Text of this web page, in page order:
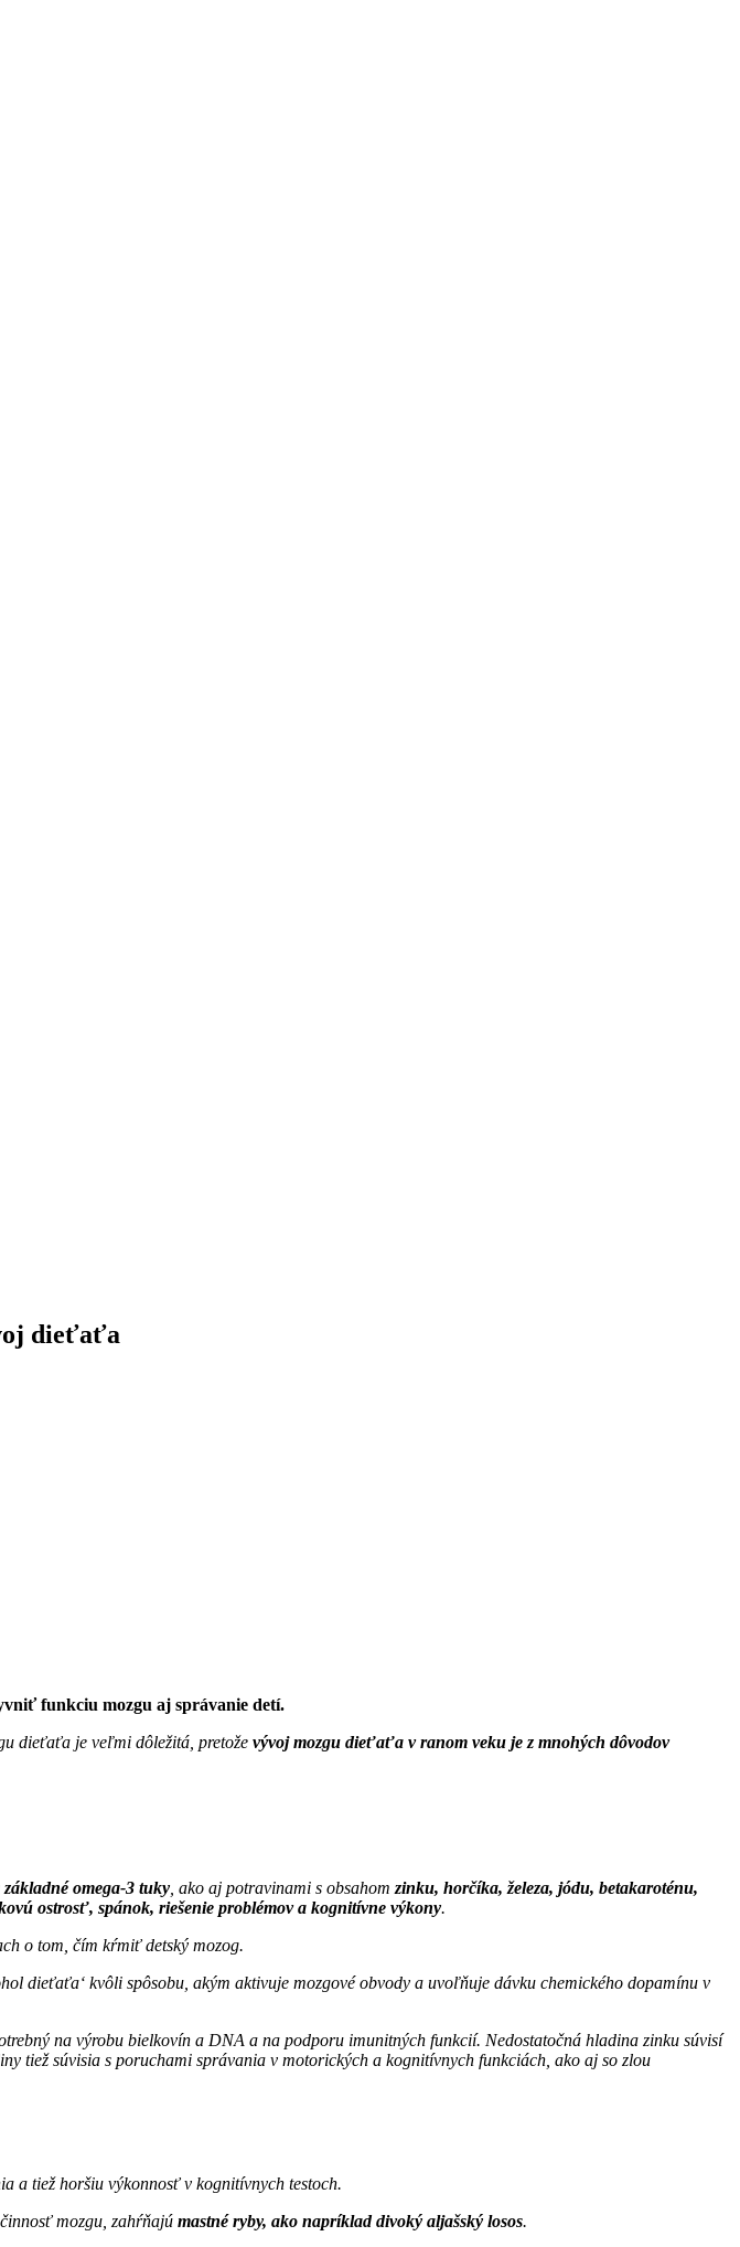
dieťaťa
funkciu mozgu aj správanie detí.
dieťaťa je veľmi dôležitá, pretože vývoj mozgu dieťaťa v ranom veku je z mnohých dôvodov
základné omega-3 tuky , ako aj potravinami s obsahom zinku, horčíka, železa, jódu, betakaroténu,
ostrosť, spánok, riešenie problémov a kognitívne výkony.
o tom, čím kŕmiť detský mozog.
dieťaťa‘ kvôli spôsobu, akým aktivuje mozgové obvody a uvoľňuje dávku chemického dopamínu v
na výrobu bielkovín a DNA a na podporu imunitných funkcií. Nedostatočná hladina zinku súvisí
tiež súvisia s poruchami správania v motorických a kognitívnych funkciách, ako aj so zlou
a tiež horšiu výkonnosť v kognitívnych testoch.
mozgu, zahŕňajú mastné ryby, ako napríklad divoký aljašský losos.